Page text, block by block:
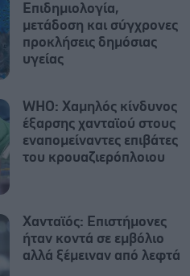
Επιδημιολογία,
μετάδοση και σύγχρονες
προκλήσεις δημόσιας
υγείας
WHO: Χαμηλός κίνδυνος
έξαρσης χανταϊού στους
εναπομείναντες επιβάτες
του κρουαζιερόπλοιου
Χανταϊός: Επιστήμονες
ήταν κοντά σε εμβόλιο
αλλά ξέμειναν από λεφτά